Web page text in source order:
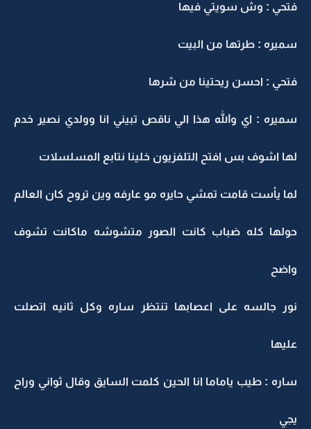
فتحي : وش سويتي فيها
سميره : طرتها من البيت
فتحي : احسن ريحتينا من شرها
سميره : اي والله هذا الي ناقص تبيني انا وولدي نصير خدم
لها اشوف بس افتح التلفزيون خلينا نتابع المسلسلات
لما يأست قامت تمشي حايره مو عارفه وين تروح كان العالم
حولها كله ضباب كانت الصور متشوشه ماكانت تشوف
واضح
نور جالسه على اعصابها تنتظر ساره وكل ثانيه اتصلت
عليها
ساره : طيب ياماما انا الحين كلمت السايق وقال ثواني وراح
يجي